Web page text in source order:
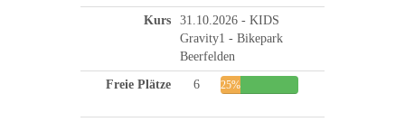
Kurs
31.10.2026 - KIDS
Gravity1 - Bikepark
Beerfelden
Freie Plätze 6 25%